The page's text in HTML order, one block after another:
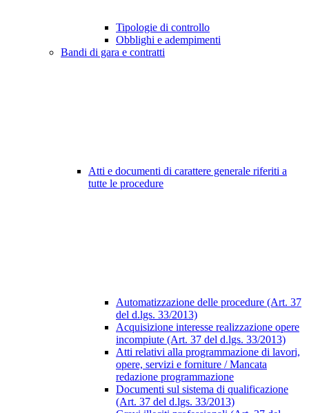
Tipologie di controllo
Obblighi e adempimenti
Bandi di gara e contratti
Atti e documenti di carattere generale riferiti a
tutte le procedure
Automatizzazione delle procedure (Art. 37
del d.lgs. 33/2013)
Acquisizione interesse realizzazione opere
incompiute (Art. 37 del d.lgs. 33/2013)
Atti relativi alla programmazione di lavori,
opere, servizi e forniture / Mancata
redazione programmazione
Documenti sul sistema di qualificazione
(Art. 37 del d.lgs. 33/2013)